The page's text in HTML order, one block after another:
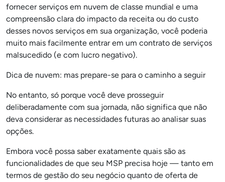
fornecer serviços em nuvem de classe mundial e uma
compreensão clara do impacto da receita ou do custo
desses novos serviços em sua organização, você poderia
muito mais facilmente entrar em um contrato de serviços
malsucedido (e com lucro negativo).
Dica de nuvem: mas prepare-se para o caminho a seguir
No entanto, só porque você deve prosseguir
deliberadamente com sua jornada, não significa que não
deva considerar as necessidades futuras ao analisar suas
opções.
Embora você possa saber exatamente quais são as
funcionalidades de que seu MSP precisa hoje — tanto em
termos de gestão do seu negócio quanto de oferta de